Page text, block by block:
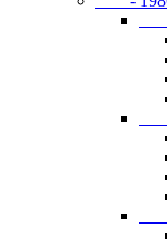
-
-
-